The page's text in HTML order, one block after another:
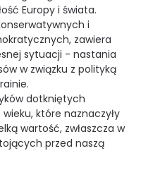
Europy i świata.
i
zawiera
sytuacji - nastania
w związku z polityką
dotkniętych
które naznaczyły
wartość, zwłaszcza w
przed naszą